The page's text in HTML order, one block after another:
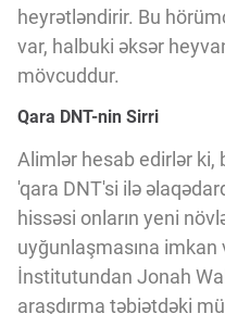
MƏXFİLİK SİYASƏTİ
Haqqımızda
Vizyoner Baxışı
Innovasiya Bələdçisi
heyrətləndirir. Bu
var, halbuki əksər
mövcuddur.
Qara DNT-nin Sirri
Alimlər hesab edirlər
'qara DNT'si ilə
hissəsi onların yeni
uyğunlaşmasına imkan
İnstitutundan Jonah
araşdırma təbiətdəki